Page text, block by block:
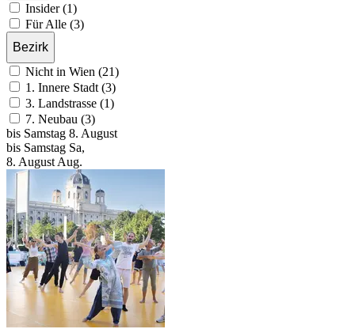
Insider (1)
Für Alle (3)
Bezirk
Nicht in Wien (21)
1. Innere Stadt (3)
3. Landstrasse (1)
7. Neubau (3)
bis Samstag 8. August
bis Samstag Sa,
8. August Aug.